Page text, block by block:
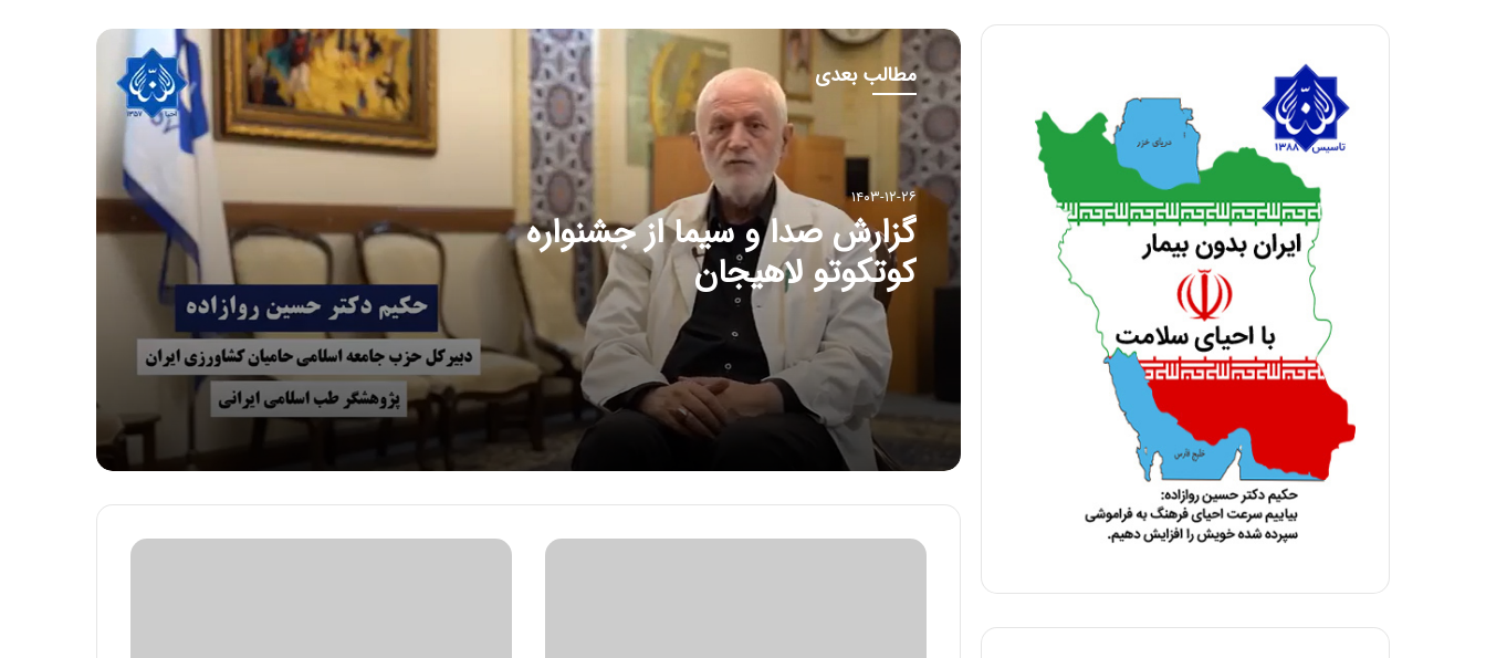
مطالب بعدی
۱۴۰۳-۱۲-۲۶
گزارش صدا و سیما از جشنواره
کوتکوتو لاهیجان
سائیدگی مفاصل( آرتروز )
افطار با آب یخ خیلی خطرناکه…
دانید که روزه گرفتن بدون خوردن سحری
بسیار مضر می باشد
آیا واقعا درمان در طب قدیم دیر اثر میکنه؟!!
چای گزنه
آیا می دانید که حذف نوشابه ها از وعده های
غذایی، بزرگترین گام برای کنترل چاقی است؟
نسخه های حکیمانه حکیم دکتر روازاده برای